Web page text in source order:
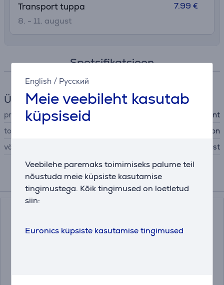
English / Русский
Meie veebileht kasutab
küpsiseid
Veebilehe paremaks toimimiseks palume teil
nõustuda meie küpsiste kasutamise
tingimustega. Kõik tingimused on loetletud
siin:
Euronics küpsiste kasutamise tingimused
Transport tuppa
8. - 11. august
7.99 €
Spetsifikatsioon
Üldine parameeter
printeritarviku tüüp
tint
tootja
Epson
värv
must
Kokkusobivad tooted